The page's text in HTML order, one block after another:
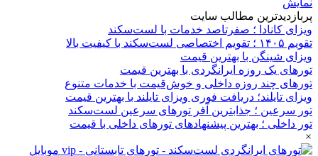
نمایش
پربازدیدترین مطالب سایت
ویزای کانادا ؛ صفرتاصد خدمات با لست‌سکند
تقویم ۱۴۰۵ ؛ تقویم اختصاصی لست‌سکند با کیفیت بالا
ویزای شینگن با بهترین قیمت
تورهای یک روزه ایرانگردی با بهترین قیمت
تورهای چند روزه داخلی و خوش‌قیمت با خدمات متنوع
ویزای تایلند؛ دریافت فوری ویزای تایلند با بهترین قیمت
تور سرعین ؛ جذابترین آفر تورهای سرعین لست‌سکند
تور داخلی ؛ بهترین پیشنهادهای تورهای داخلی با قیمت
×